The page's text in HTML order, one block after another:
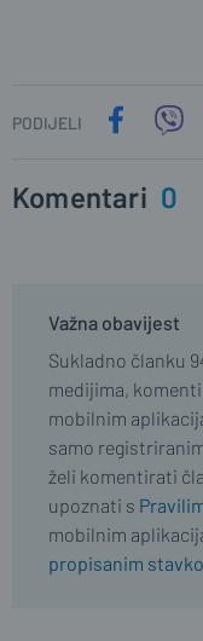
PODIJELI
Komentari 0
Važna obavijest
Sukladno članku
medijima,
mobilnim
samo
želi komentirati
upoznati s
mobilnim
propisanim